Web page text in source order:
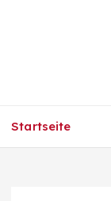
Startseite